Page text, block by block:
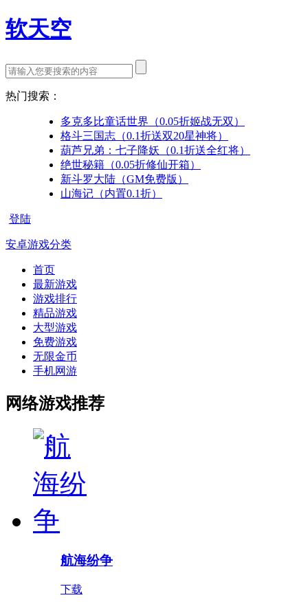
软天空
热门搜索：
多克多比童话世界（0.05折姬战无双）
格斗三国志（0.1折送双20星神将）
葫芦兄弟：七子降妖（0.1折送全红将）
绝世秘籍（0.05折修仙开箱）
新斗罗大陆（GM免费版）
山海记（内置0.1折）
登陆
安卓游戏分类
首页
最新游戏
游戏排行
精品游戏
大型游戏
免费游戏
无限金币
手机网游
网络游戏推荐
航海纷争
下载